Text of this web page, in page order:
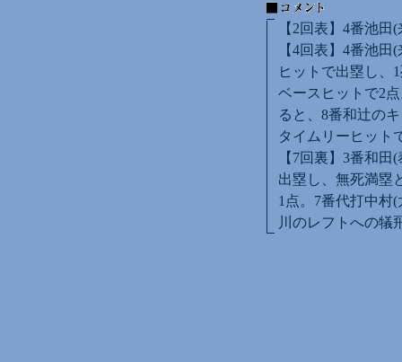
【2回表】4番池
【4回表】4番池
ヒットで出塁し、
ベースヒットで2
ると、8番和辻の
タイムリーヒット
【7回裏】3番和
出塁し、無死満塁
1点。7番代打中村
川のレフトへの犠